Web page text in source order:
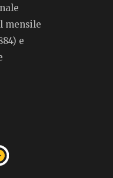
mensile
e